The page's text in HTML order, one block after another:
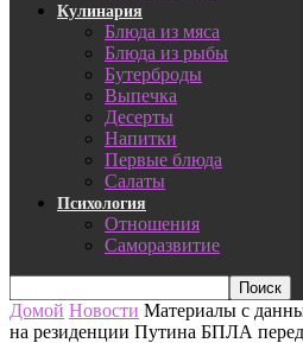
Кулинария
Блюда из мяса
Блюда из рыбы
Бутерброды
Выпечка
Десерты
Напитки
Первые блюда
Салаты
Психология
Отношения
Саморазвитие
Домой Новости Материалы с
на резиденции Путина БПЛА